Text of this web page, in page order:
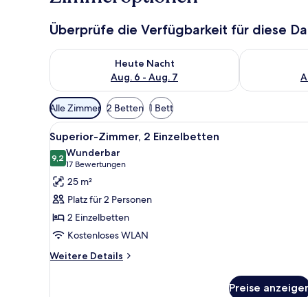
Überprüfe die Verfügbarkeit für diese
Heute Nacht
Aug. 6 - Aug. 7
Überprüfe die Verfügbarkeit für heute Nacht, Aug. 6
Überprüfe
Verfügbare
Filter
für
Zimmer
Alle Zimmer 2 Betten 1 Bett
Alle
Fotos
für
Superior-
Zimmer,
2 Einzelbetten
anzeigen
Superior-Zimmer, 2
8
Superior-Zimmer, 2 Einzelbetten
9,29,2 von 10
Wunderbar
17 Bewertungen
(17
Bewertungen)
25 m²
Platz für 2 Personen
2 Einzelbetten
Kostenloses WLAN
Weitere Details
Weitere
Preise